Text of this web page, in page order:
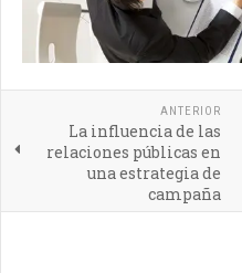
ANTERIOR
La influencia de las
relaciones públicas en
una estrategia de
campaña